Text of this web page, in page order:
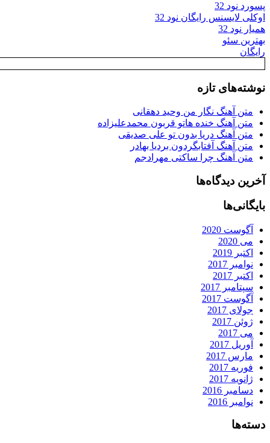
پسورد نود 32
اوکلی لایسنس رایگان نود 32
همیار نود 32
بهترین سئو
رایگان
نوشته‌های تازه
متن آهنگ نگار من وحید دهقانی
متن آهنگ خنده هاتو قربون محمدعلیزاده
متن آهنگ دریا بدون تو علی صدیقی
متن آهنگ آفتابگردون بردیا بهادر
متن آهنگ چرا ساکتی مهرادجم
آخرین دیدگاه‌ها
بایگانی‌ها
آگوست 2020
می 2020
اکتبر 2019
نوامبر 2017
اکتبر 2017
سپتامبر 2017
آگوست 2017
جولای 2017
ژوئن 2017
می 2017
آوریل 2017
مارس 2017
فوریه 2017
ژانویه 2017
دسامبر 2016
نوامبر 2016
دسته‌ها